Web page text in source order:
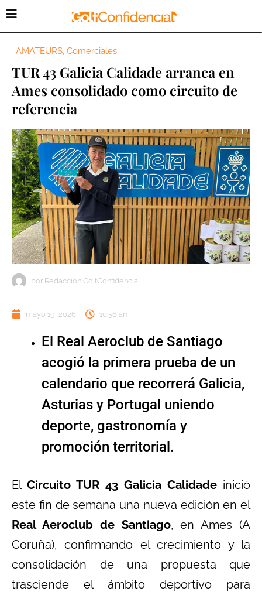
AMATEURS, Comerciales
TUR 43 Galicia Calidade arranca en
Ames consolidado como circuito de
referencia
por Redacción GolfConfidencial
mayo 19, 2026 10:56 am
El Real Aeroclub de Santiago
acogió la primera prueba de un
calendario que recorrerá Galicia,
Asturias y Portugal uniendo
deporte, gastronomía y
promoción territorial.
El Circuito TUR 43 Galicia Calidade inició
este fin de semana una nueva edición en el
Real Aeroclub de Santiago, en Ames (A
Coruña), confirmando el crecimiento y la
consolidación de una propuesta que
trasciende el ámbito deportivo para